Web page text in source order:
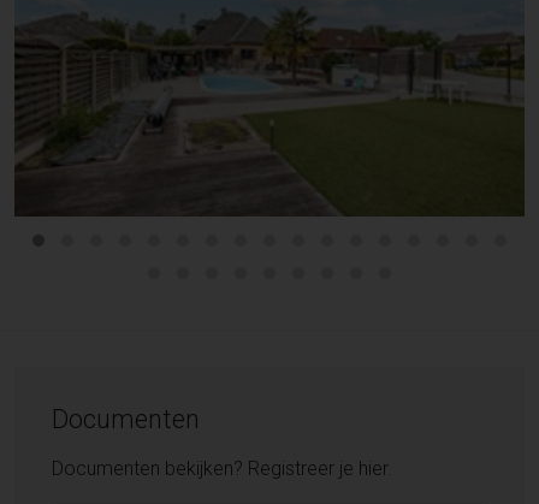
Documenten
Documenten bekijken? Registreer je hier.